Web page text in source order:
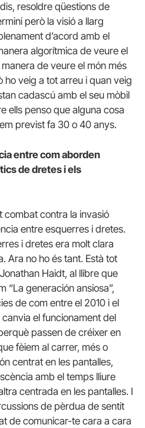
resoldre qüestions de
però la visió a llarg
d’acord amb el
algorítmica de veure el
de veure el món més
ho veig a tot arreu i quan veig
cadascú amb el seu mòbil
ells penso que alguna cosa
previst fa 30 o 40 anys.
entre com aborden
de dretes i els
combat contra la invasió
entre esquerres i dretes.
i dretes era molt clara
Ara no ho és tant. Està tot
Haidt, al llibre que
“La generación ansiosa”,
de com entre el 2010 i el
el funcionament del
passen de créixer en
fèiem al carrer, més o
centrat en les pantalles,
amb el temps lliure
centrada en les pantalles. I
de pèrdua de sentit
de comunicar-te cara a cara